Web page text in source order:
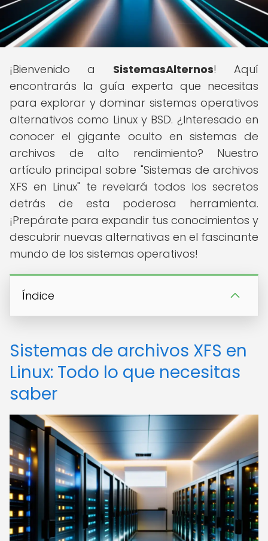
¡Bienvenido a SistemasAlternos! Aquí
encontrarás la guía experta que necesitas
para explorar y dominar sistemas operativos
alternativos como Linux y BSD. ¿Interesado en
conocer el gigante oculto en sistemas de
archivos de alto rendimiento? Nuestro
artículo principal sobre "Sistemas de archivos
XFS en Linux" te revelará todos los secretos
detrás de esta poderosa herramienta.
¡Prepárate para expandir tus conocimientos y
descubrir nuevas alternativas en el fascinante
mundo de los sistemas operativos!
Índice
Sistemas de archivos XFS en
Linux: Todo lo que necesitas
saber